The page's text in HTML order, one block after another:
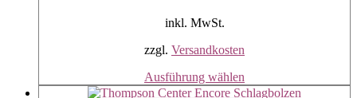
inkl. MwSt.
zzgl. Versandkosten
Ausführung wählen
Produkt